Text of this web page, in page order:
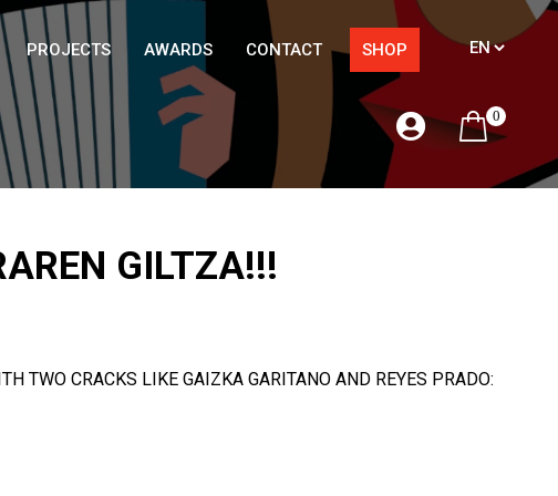
PROJECTS AWARDS CONTACT SHOP
0
GILTZA!!!
TWO CRACKS LIKE GAIZKA GARITANO AND REYES PRADO: